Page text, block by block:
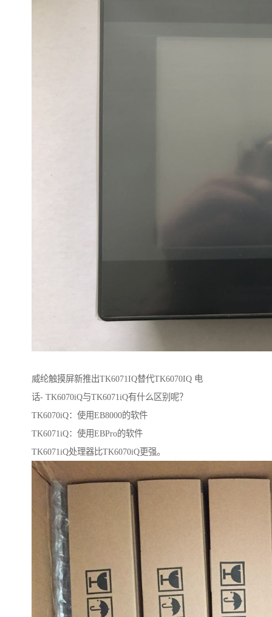
威纶触摸屏新推出TK6071IQ替代TK6070IQ 电
话- TK6070iQ与TK6071iQ有什么区别呢？
TK6070iQ：使用EB8000的软件
TK6071iQ：使用EBPro的软件
TK6071iQ处理器比TK6070iQ更强。